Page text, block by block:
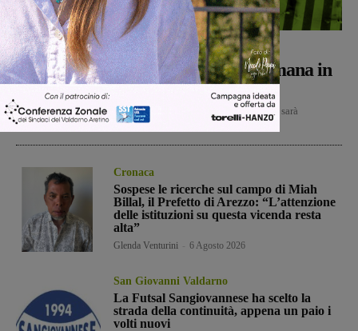
Weekender Giulia Mauro -7 Agosto 2026
Weekender: cosa fare nel fine settimana in
Valdarno
VENERDÌ 7 AGOSTO Reggello- Per il Cinema sotto le Stelle sarà
proiettato a Vaggio il film d’animazione “Tartarughe...
Cronaca
Sospese le ricerche sul campo di Miah
Billal, il Prefetto di Arezzo: “L’attenzione
delle istituzioni su questa vicenda resta
alta”
Glenda Venturini 6 Agosto 2026
San Giovanni Valdarno
La Futsal Sangiovannese ha scelto la
strada della continuità, appena un paio i
volti nuovi